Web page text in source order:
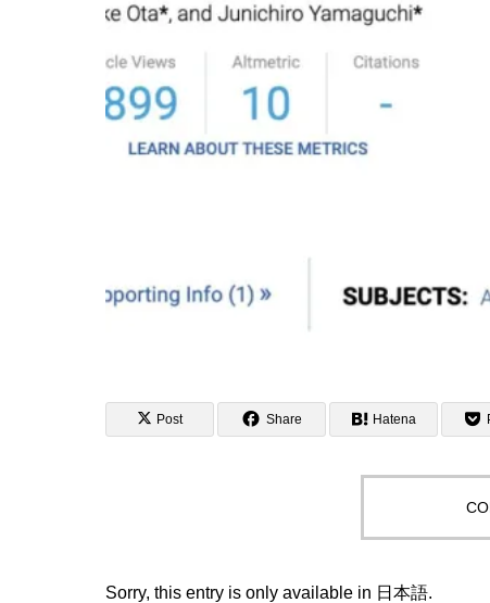
Post Share Hatena
Sorry, this entry is only available in 日本語.